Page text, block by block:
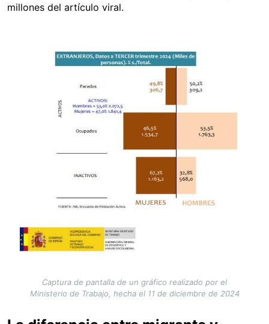
millones del artículo viral.
Captura de pantalla de un gráfico realizado por el
Ministerio de Trabajo, hecha el 11 de diciembre de 2024